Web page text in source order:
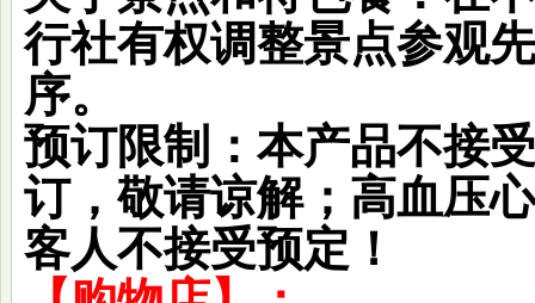
行社有权调整景点参观
序。
预订限制
：本产品不接
订，敬请谅解；高血压
客人不接受预定！